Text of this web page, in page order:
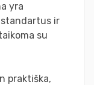
yra
standartus ir
su
praktiška,